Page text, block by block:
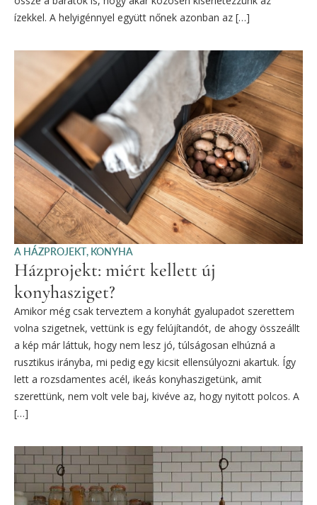
ízekkel. A helyigénnyel együtt nőnek azonban az […]
A HÁZPROJEKT, KONYHA
Házprojekt: miért kellett új
konyhasziget?
Amikor még csak terveztem a konyhát gyalupadot szerettem
volna szigetnek, vettünk is egy felújítandót, de ahogy összeállt
a kép már láttuk, hogy nem lesz jó, túlságosan elhúzná a
rusztikus irányba, mi pedig egy kicsit ellensúlyozni akartuk. Így
lett a rozsdamentes acél, ikeás konyhaszigetünk, amit
szerettünk, nem volt vele baj, kivéve az, hogy nyitott polcos. A
[…]